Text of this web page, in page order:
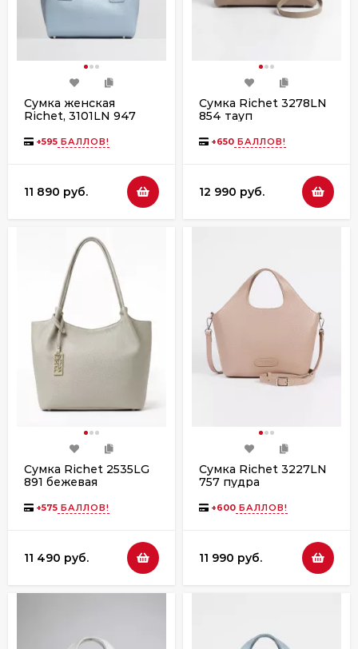
Сумка женская
Richet, 3101LN 947
+595 БАЛЛОВ!
11 890 руб.
Сумка Richet 3278LN
854 тауп
+650 БАЛЛОВ!
12 990 руб.
Сумка Richet 2535LG
891 бежевая
+575 БАЛЛОВ!
11 490 руб.
Сумка Richet 3227LN
757 пудра
+600 БАЛЛОВ!
11 990 руб.